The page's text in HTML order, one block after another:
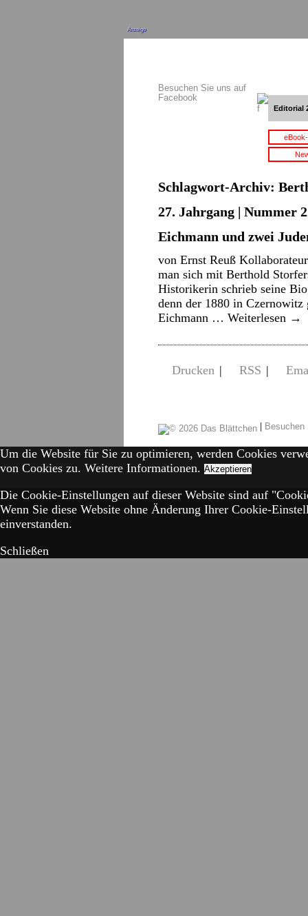
Anzeige
Besuchen Sie uns auf
Facebook
Editorial
Schlagwort-Archiv:
27. Jahrgang | Nummer
Eichmann und zwei
von Ernst Reuß
man sich mit Berthold
Historikerin schrieb seine
denn der 1880 in
Eichmann … Weiterlesen →
Drucken | RSS |
|
Um die Website für Sie zu optimieren, werden Cookies
von Cookies zu. Weitere Informationen. Akzeptieren
Die Cookie-Einstellungen auf dieser Website sind auf
Wenn Sie diese Website ohne Änderung Ihrer Cookie-
einverstanden.
Schließen